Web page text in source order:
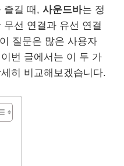
즐길 때, 사운드바는 정
선 연결과 유선 연결
질문은 많은 사용자
번 글에서는 이 두 가
히 비교해보겠습니다.